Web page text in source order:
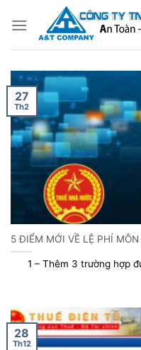
qua
5 ĐIỂM MỚI VỀ LỆ PHÍ MÔN
1 – Thêm 3 trường hợp
27
Th2
28
Th12